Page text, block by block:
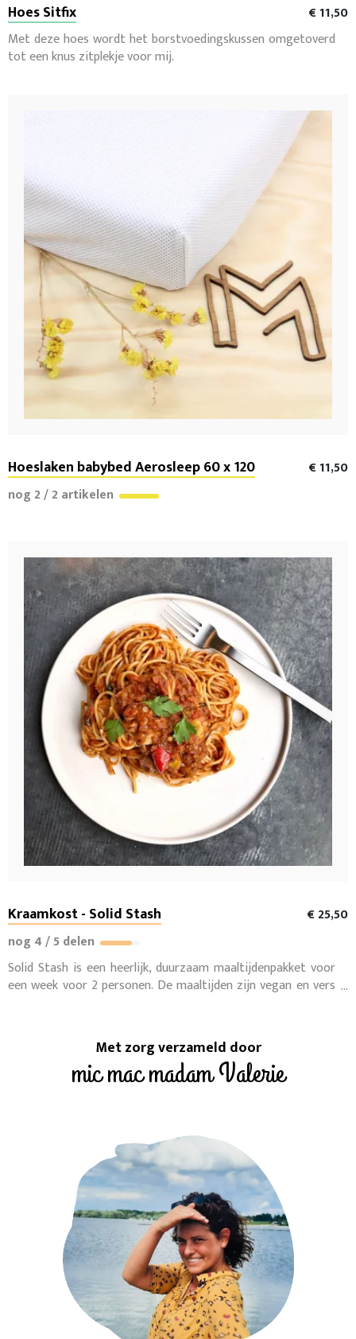
Hoes Sitfix
€ 11,50
Met deze hoes wordt het borstvoedingskussen omgetoverd
tot een knus zitplekje voor mij.
Hoeslaken babybed Aerosleep 60 x 120
€ 11,50
nog 2 / 2 artikelen
Kraamkost - Solid Stash
€ 25,50
nog 4 / 5 delen
Solid Stash is een heerlijk, duurzaam maaltijdenpakket voor
een week voor 2 personen. De maaltijden zijn vegan en vers
Met zorg verzameld door
mic mac madam Valerie